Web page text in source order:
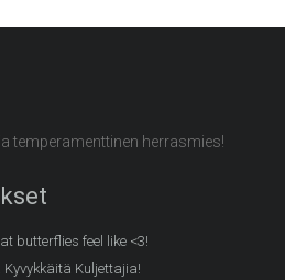
temperamenttinen herrasmies!
butterflies feel like <3!
Kuljettajia!